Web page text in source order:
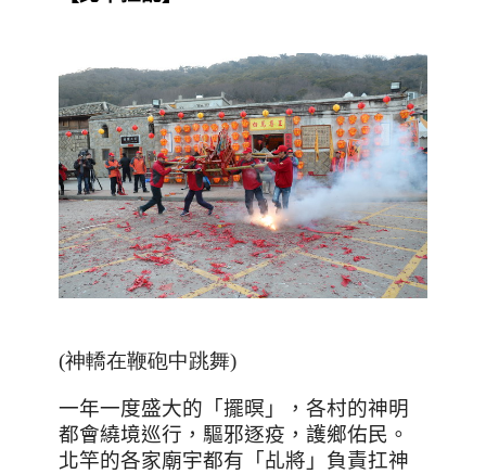
(神轎在鞭砲中跳舞)
一年一度盛大的「擺暝」，各村的神明
都會繞境巡行，驅邪逐疫，護鄉佑民。
北竿的各家廟宇都有「乩將」負責扛神